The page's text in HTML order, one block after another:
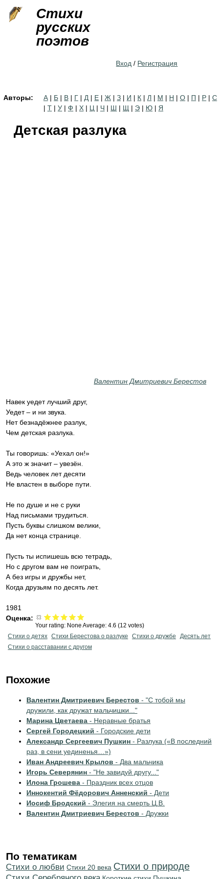
Стихи
русских
поэтов
Вход / Регистрация
Авторы: А | Б | В | Г | Д | Е | Ж | З | И | К | Л | М | Н | О | П | Р | С
| Т | У | Ф | Х | Ц | Ч | Ш | Щ | Э | Ю | Я
Детская разлука
Валентин Дмитриевич Берестов
Навек уедет лучший друг,
Уедет – и ни звука.
Нет безнадёжнее разлук,
Чем детская разлука.
Ты говоришь: «Уехал он!»
А это ж значит – увезён.
Ведь человек лет десяти
Не властен в выборе пути.
Не по душе и не с руки
Над письмами трудиться.
Пусть буквы слишком велики,
Да нет конца странице.
Пусть ты испишешь всю тетрадь,
Но с другом вам не поиграть,
А без игры и дружбы нет,
Когда друзьям по десять лет.
1981
Оценка:
Your rating: None Average: 4.6 (12 votes)
Стихи о детях Стихи Берестова о разлуке Стихи о дружбе
Десять лет
Стихи о расставании с другом
Похожие
Валентин Дмитриевич Берестов - "С тобой мы
дружили, как дружат мальчишки..."
Марина Цветаева - Неравные братья
Сергей Городецкий - Городские дети
Александр Сергеевич Пушкин - Разлука («В последний
раз, в сени уединенья…»)
Иван Андреевич Крылов - Два мальчика
Игорь Северянин - "Не завидуй другу..."
Илона Грошева - Праздник всех отцов
Иннокентий Фёдорович Анненский - Дети
Иосиф Бродский - Элегия на смерть Ц.В.
Валентин Дмитриевич Берестов - Дружки
По тематикам
Стихи о любви Стихи 20 века Стихи о природе